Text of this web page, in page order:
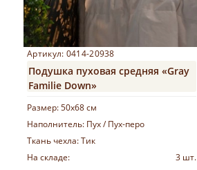
Артикул: 0414-20938
Подушка пуховая средняя «Gray
Familie Down»
Размер:50х68 см
Наполнитель: Пух / Пух-перо
Ткань чехла:Тик
На складе:
3 шт.